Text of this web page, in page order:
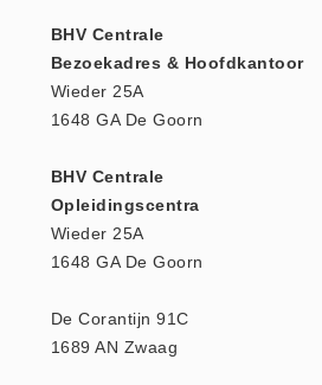
BHV Centrale
Bezoekadres & Hoofdkantoor
Wieder 25A
1648 GA De Goorn
BHV Centrale
Opleidingscentra
Wieder 25A
1648 GA De Goorn
De Corantijn 91C
1689 AN Zwaag